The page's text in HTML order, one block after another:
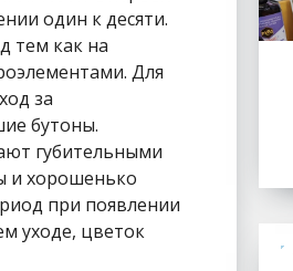
один к десяти.
тем как на
Для
за
бутоны.
губительными
и хорошенько
при появлении
уходе, цветок